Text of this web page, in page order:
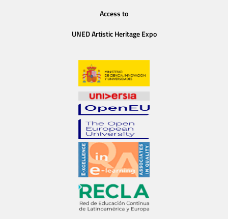
Access to
UNED Artistic Heritage Expo